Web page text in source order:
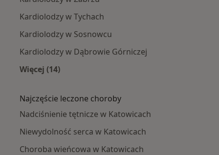
Kardiolodzy w Tychach
Kardiolodzy w Sosnowcu
Kardiolodzy w Dąbrowie Górniczej
Więcej (14)
Najczęście leczone choroby
Nadciśnienie tętnicze w Katowicach
Niewydolność serca w Katowicach
Choroba wieńcowa w Katowicach